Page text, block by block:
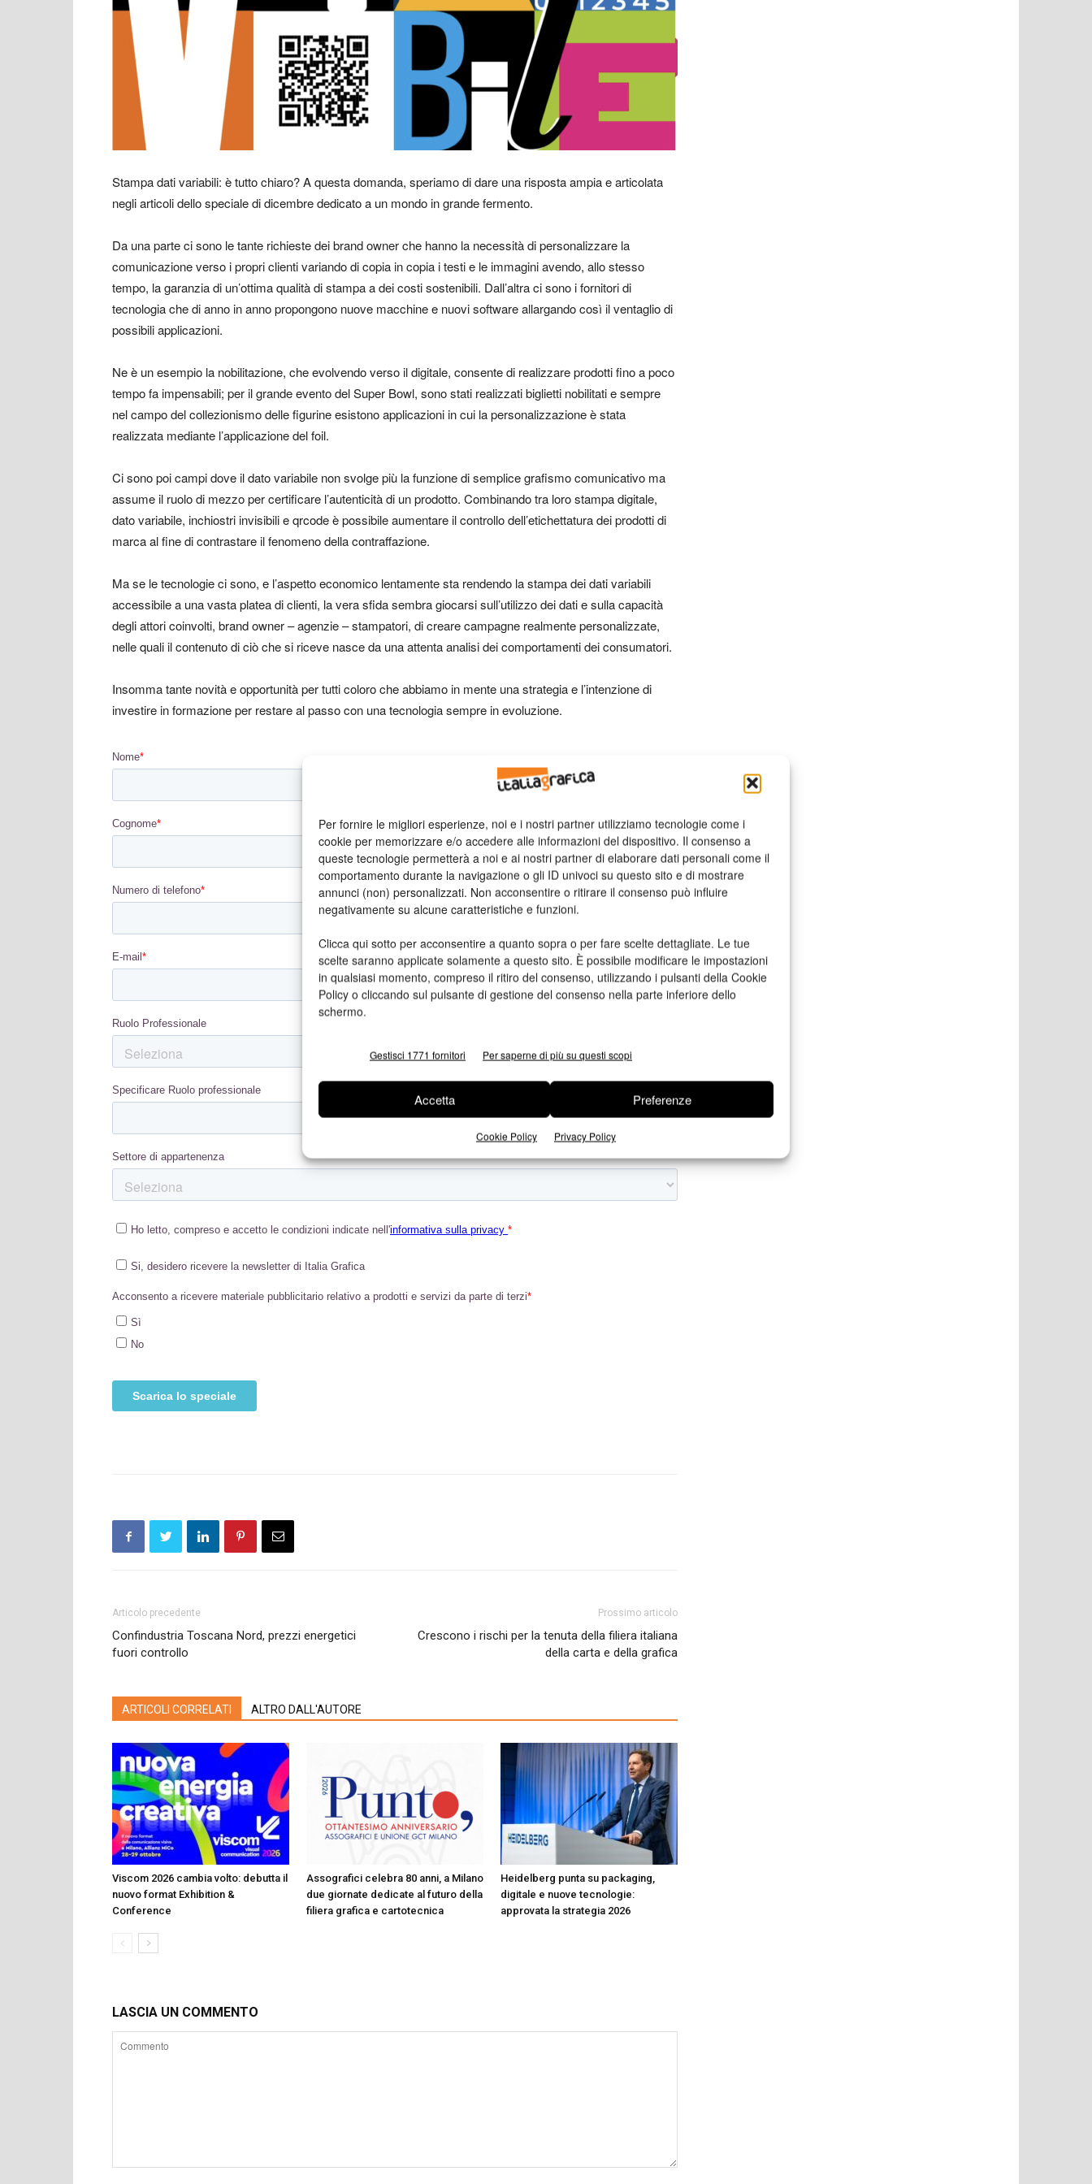
Per fornire le migliori esperienze, noi e i nostri partner utilizziamo tecnologie come i
cookie per memorizzare e/o accedere alle informazioni del dispositivo. Il consenso a
queste tecnologie permetterà a noi e ai nostri partner di elaborare dati personali come il
comportamento durante la navigazione o gli ID univoci su questo sito e di mostrare
annunci (non) personalizzati. Non acconsentire o ritirare il consenso può influire
negativamente su alcune caratteristiche e funzioni.
Clicca qui sotto per acconsentire a quanto sopra o per fare scelte dettagliate. Le tue
scelte saranno applicate solamente a questo sito. È possibile modificare le impostazioni
in qualsiasi momento, compreso il ritiro del consenso, utilizzando i pulsanti della Cookie
Policy o cliccando sul pulsante di gestione del consenso nella parte inferiore dello
schermo.
Gestisci 1771 fornitori Per saperne di più su questi scopi
Accetta Preferenze
Cookie Policy Privacy Policy
Stampa dati variabili: è tutto chiaro? A questa domanda, speriamo di dare una risposta ampia e articolata
negli articoli dello speciale di dicembre dedicato a un mondo in grande fermento.
Da una parte ci sono le tante richieste dei brand owner che hanno la necessità di personalizzare la
comunicazione verso i propri clienti variando di copia in copia i testi e le immagini avendo, allo stesso
tempo, la garanzia di un’ottima qualità di stampa a dei costi sostenibili. Dall’altra ci sono i fornitori di
tecnologia che di anno in anno propongono nuove macchine e nuovi software allargando così il ventaglio di
possibili applicazioni.
Ne è un esempio la nobilitazione, che evolvendo verso il digitale, consente di realizzare prodotti fino a poco
tempo fa impensabili; per il grande evento del Super Bowl, sono stati realizzati biglietti nobilitati e sempre
nel campo del collezionismo delle figurine esistono applicazioni in cui la personalizzazione è stata
realizzata mediante l’applicazione del foil.
Ci sono poi campi dove il dato variabile non svolge più la funzione di semplice grafismo comunicativo ma
assume il ruolo di mezzo per certificare l’autenticità di un prodotto. Combinando tra loro stampa digitale,
dato variabile, inchiostri invisibili e qrcode è possibile aumentare il controllo dell’etichettatura dei prodotti di
marca al fine di contrastare il fenomeno della contraffazione.
Ma se le tecnologie ci sono, e l’aspetto economico lentamente sta rendendo la stampa dei dati variabili
accessibile a una vasta platea di clienti, la vera sfida sembra giocarsi sull’utilizzo dei dati e sulla capacità
degli attori coinvolti, brand owner – agenzie – stampatori, di creare campagne realmente personalizzate,
nelle quali il contenuto di ciò che si riceve nasce da una attenta analisi dei comportamenti dei consumatori.
Insomma tante novità e opportunità per tutti coloro che abbiamo in mente una strategia e l’intenzione di
investire in formazione per restare al passo con una tecnologia sempre in evoluzione.
Articolo precedente
Confindustria Toscana Nord, prezzi energetici
fuori controllo
Prossimo articolo
Crescono i rischi per la tenuta della filiera italiana
della carta e della grafica
ARTICOLI CORRELATI ALTRO DALL'AUTORE
Viscom 2026 cambia volto: debutta il
nuovo format Exhibition &
Conference
Assografici celebra 80 anni, a Milano
due giornate dedicate al futuro della
filiera grafica e cartotecnica
Heidelberg punta su packaging,
digitale e nuove tecnologie:
approvata la strategia 2026
LASCIA UN COMMENTO